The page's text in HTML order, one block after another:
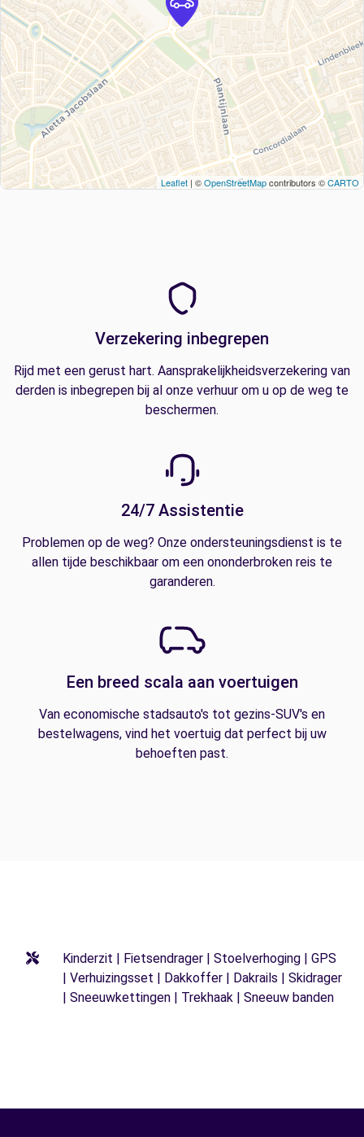
Leaflet | ©OpenStreetMapcontributors ©CARTO
Verzekering inbegrepen
Rijd met een gerust hart. Aansprakelijkheidsverzekering van
derden is inbegrepen bij al onze verhuur om u op de weg te
beschermen.
24/7 Assistentie
Problemen op de weg? Onze ondersteuningsdienst is te
allen tijde beschikbaar om een ononderbroken reis te
garanderen.
Een breed scala aan voertuigen
Van economische stadsauto's tot gezins-SUV's en
bestelwagens, vind het voertuig dat perfect bij uw
behoeften past.
Kinderzit | Fietsendrager | Stoelverhoging | GPS
| Verhuizingsset | Dakkoffer | Dakrails | Skidrager
| Sneeuwkettingen | Trekhaak | Sneeuw banden